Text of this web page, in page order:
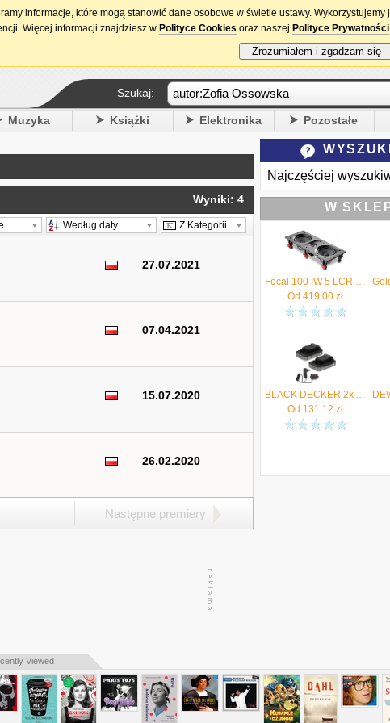
15. urodziny DataPremiery.pl
Szukaj:
Muzyka Książki Elektronika Pozostałe
Wyniki: 4
Według daty Z Kategorii
27.07.2021
07.04.2021
15.07.2020
26.02.2020
Następne premiery
Najczęściej
W
Focal 100 IW 5 LCR | Głośnik do zabudowy | Gwarancja PL | Autoryzowany DEALER
Od 419,00 zł
BLACK DECKER 2x Akumulator Li-Ion 18V 2,0Ah PowerConnect BDL2018S + Ładowarka - Autoryzowany Dystrybutor
Od 131,12 zł
Viewed
informacje, które mogą stanowić dane osobowe w świetle ustawy. Wykorzystujemy
Więcej informacji znajdziesz w Polityce Cookies oraz naszej Polityce Prywatności
Zrozumiałem i zgadzam się